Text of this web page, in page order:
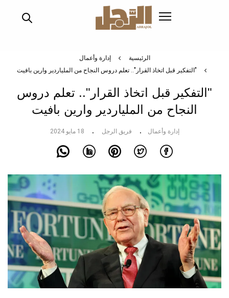
الرئيسية
إدارة وأعمال
"التفكير قبل اتخاذ القرار".. تعلم دروس النجاح من الملياردير وارين بافيت
"التفكير قبل اتخاذ القرار".. تعلم دروس
النجاح من الملياردير وارين بافيت
إدارة وأعمال فريق الرجل 18 مايو 2024